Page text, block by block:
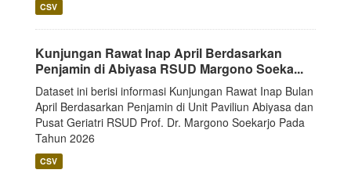
CSV
Kunjungan Rawat Inap April Berdasarkan
Penjamin di Abiyasa RSUD Margono Soeka...
Dataset ini berisi informasi Kunjungan Rawat Inap Bulan
April Berdasarkan Penjamin di Unit Paviliun Abiyasa dan
Pusat Geriatri RSUD Prof. Dr. Margono Soekarjo Pada
Tahun 2026
CSV